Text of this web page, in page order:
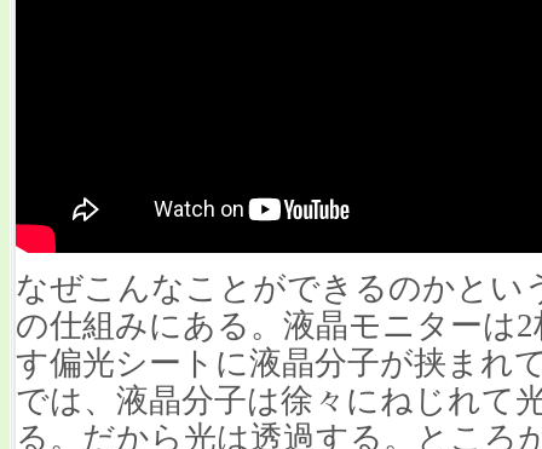
なぜこんなことができるのかとい
の仕組みにある。液晶モニターは
す偏光シートに液晶分子が挟まれ
では、液晶分子は徐々にねじれて
る。だから光は透過する。ところ